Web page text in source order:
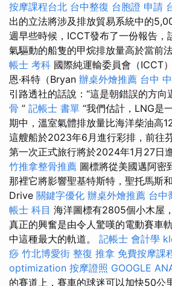
按摩課程台北 台中整復 台胞證 申請
出的立法將涉及排放貿易系統中的
週早些時候，ICCT發布了一份報告，
氣驅動的船隻的甲烷排放量高於當前
帳士 考科 國際純運輸委員會（ICCT
恩·科特（Bryan 辦桌外燴推薦 台中
引路透社的話說：“這是朝錯誤的方向
骨 ” 記帳士 書單 “我們估計，LNG是
期中，溫室氣體排放量比海洋柴油高
這艘船於2023年6月進行彩排，前往
第一次正式旅行將於2024年1月27日
竹推拿整骨推薦 圖標將從美國邁阿密
那裡它將影響聖基特斯特，聖托馬斯
Drive 關鍵字優化 辦桌外燴推薦 台中
帳士 科目 海洋圖標有2805個小木屋
真正的興奮是由令人驚嘆的電動賽車
中這種最大的軌道。 記帳士 會計學
痧 竹北博愛街 整復 推拿 免費按摩課
optimization 按摩證照 GOOGLE
的賽道上，賽車的球迷可以加快50公